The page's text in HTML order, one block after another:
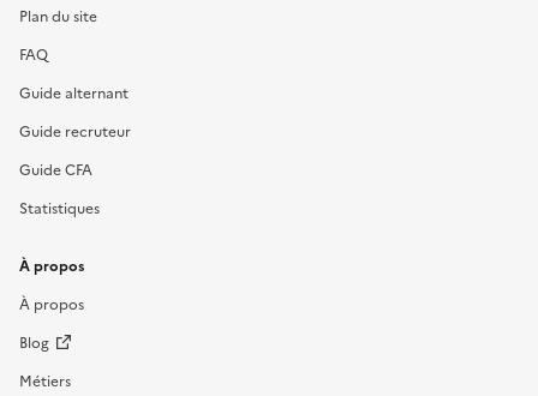
Plan du site
FAQ
Guide alternant
Guide recruteur
Guide CFA
Statistiques
À propos
À propos
Blog
Métiers